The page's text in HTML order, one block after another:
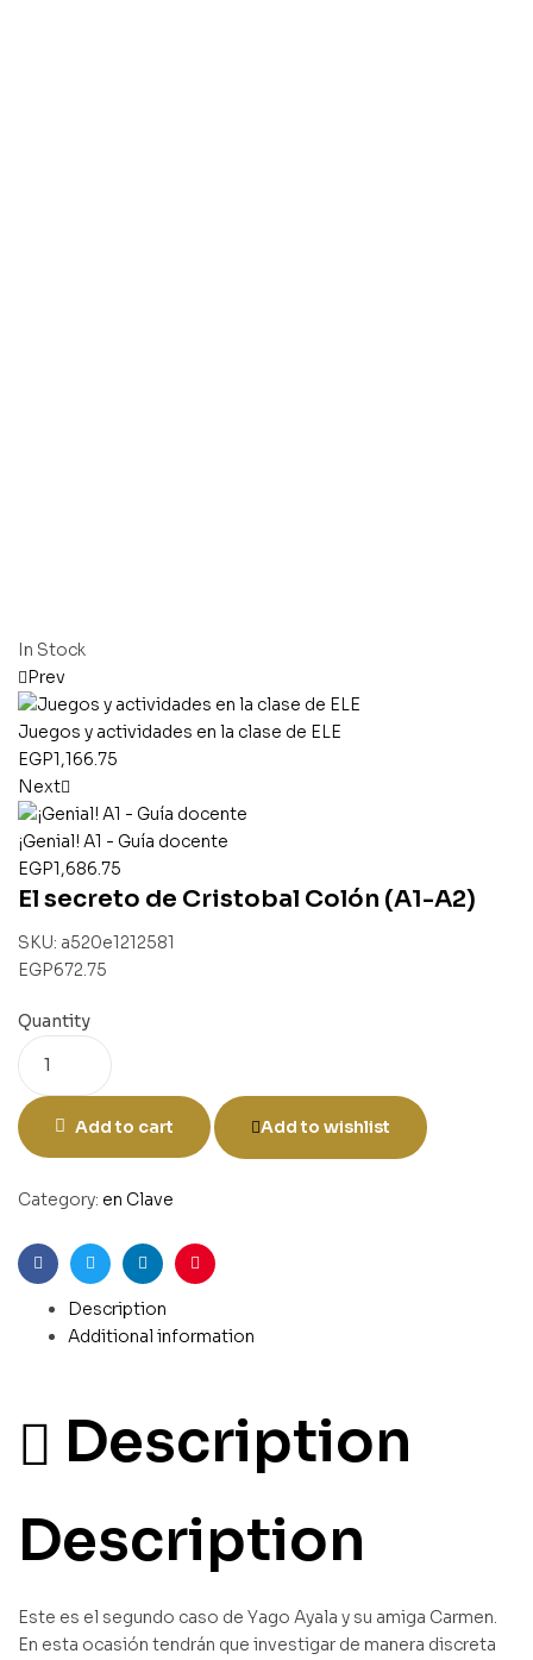
In Stock
Prev
Juegos y actividades en la clase de ELE
EGP1,166.75
Next
¡Genial! A1 - Guía docente
EGP1,686.75
El secreto de Cristobal Colón (A1-A2)
SKU: a520e1212581
EGP672.75
Quantity
Add to cart Add to wishlist
Category: en Clave
FacebookTwitterLinkedinPinterest
Description
Additional information
Description
Description
Este es el segundo caso de Yago Ayala y su amiga Carmen.
En esta ocasión tendrán que investigar de manera discreta